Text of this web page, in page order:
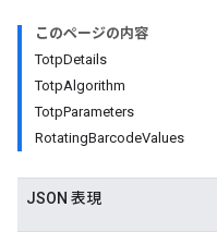
このページの内容
TotpDetails
TotpAlgorithm
TotpParameters
RotatingBarcodeValues
JSON 表現